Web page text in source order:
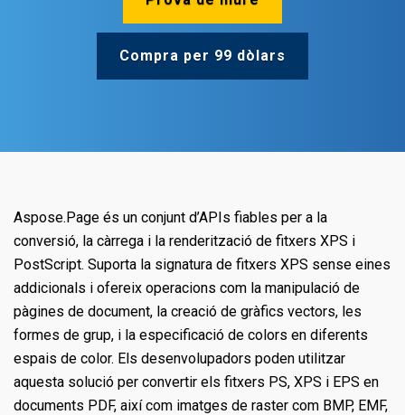
Compra per 99 dòlars
Aspose.Page és un conjunt d’APIs fiables per a la
conversió, la càrrega i la renderització de fitxers XPS i
PostScript. Suporta la signatura de fitxers XPS sense eines
addicionals i ofereix operacions com la manipulació de
pàgines de document, la creació de gràfics vectors, les
formes de grup, i la especificació de colors en diferents
espais de color. Els desenvolupadors poden utilitzar
aquesta solució per convertir els fitxers PS, XPS i EPS en
documents PDF, així com imatges de raster com BMP, EMF,